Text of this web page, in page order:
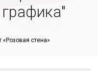
«Розовая стена»